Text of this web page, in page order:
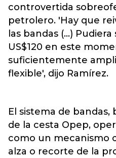
controvertida
petrolero. 'Hay que
las bandas (...)
US$120 en este
suficientemente
flexible', dijo Ramírez.
El sistema de bandas,
de la cesta Opep,
como un mecanismo
alza o recorte de la